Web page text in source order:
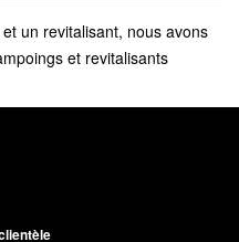
un revitalisant, nous avons
et revitalisants
telles que Bumble and
les cheveux.